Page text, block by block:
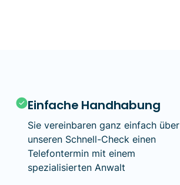
Einfache Handhabung
Sie vereinbaren ganz einfach über
unseren Schnell-Check einen
Telefontermin mit einem
spezialisierten Anwalt